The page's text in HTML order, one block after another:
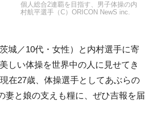
個人総合2連覇を目指す、男子体操の内
村航平選手（C）ORICON NewS inc.
城／10代・女性）と内村選手に寄
しい体操を世界中の人に見せてき
在27歳、体操選手としてあぶらの
妻と娘の支えも糧に、ぜひ吉報を届